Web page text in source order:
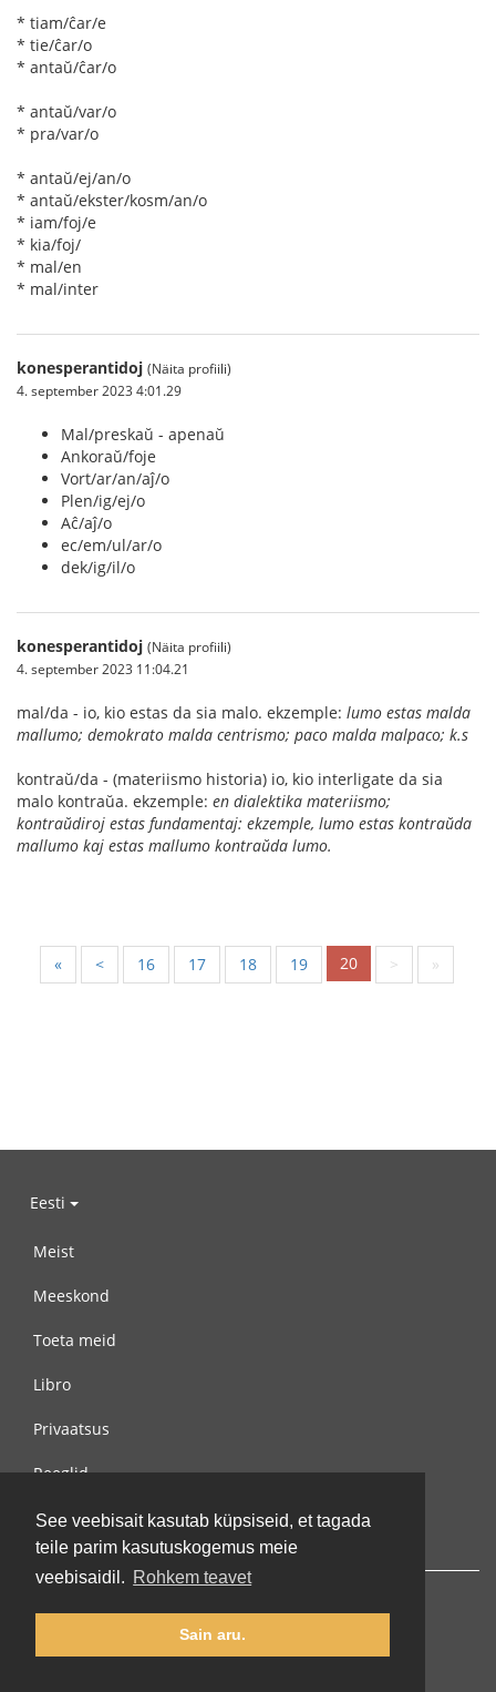
See veebisait kasutab küpsiseid, et tagada
teile parim kasutuskogemus meie
veebisaidil. Rohkem teavet
Sain aru.
* tiam/ĉar/e
* tie/ĉar/o
* antaŭ/ĉar/o
* antaŭ/var/o
* pra/var/o
* antaŭ/ej/an/o
* antaŭ/ekster/kosm/an/o
* iam/foj/e
* kia/foj/
* mal/en
* mal/inter
konesperantidoj (Näita profiili)
4. september 2023 4:01.29
Mal/preskaŭ - apenaŭ
Ankoraŭ/foje
Vort/ar/an/aĵ/o
Plen/ig/ej/o
Aĉ/aĵ/o
ec/em/ul/ar/o
dek/ig/il/o
konesperantidoj (Näita profiili)
4. september 2023 11:04.21
mal/da - io, kio estas da sia malo. ekzemple: lumo estas malda
mallumo; demokrato malda centrismo; paco malda malpaco; k.s
kontraŭ/da - (materiismo historia) io, kio interligate da sia
malo kontraŭa. ekzemple: en dialektika materiismo;
kontraŭdiroj estas fundamentaj: ekzemple, lumo estas kontraŭda
mallumo kaj estas mallumo kontraŭda lumo.
« < 16 17 18 19 20 > »
Eesti
Meist
Meeskond
Toeta meid
Libro
Privaatsus
Reeglid
Võta meiega ühendust
© 2002-2026 lernu.net |Impressum